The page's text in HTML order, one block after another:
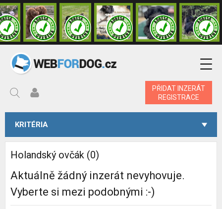
PŘIDAT INZERÁT
REGISTRACE
KRITÉRIA
Holandský ovčák (0)
Aktuálně žádný inzerát nevyhovuje.
Vyberte si mezi podobnými :-)